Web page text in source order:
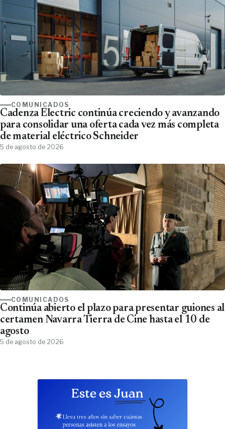
COMUNICADOS
Cadenza Electric continúa creciendo y avanzando
para consolidar una oferta cada vez más completa
de material eléctrico Schneider
5 de agosto de 2026
COMUNICADOS
Continúa abierto el plazo para presentar guiones al
certamen Navarra Tierra de Cine hasta el 10 de
agosto
5 de agosto de 2026